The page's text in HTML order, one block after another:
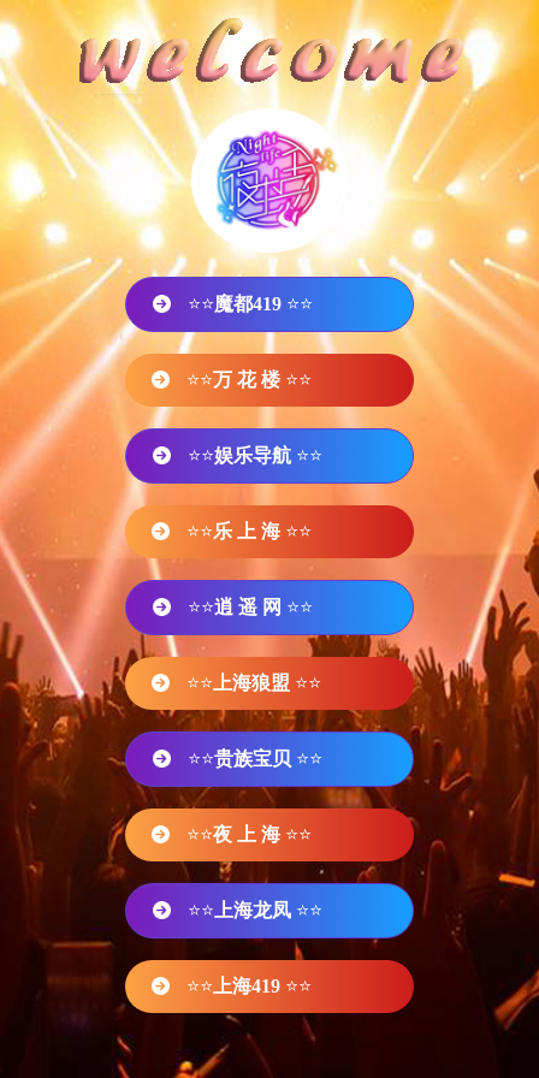
⭐⭐魔都419 ⭐⭐
⭐⭐万 花 楼 ⭐⭐
⭐⭐娱乐导航 ⭐⭐
⭐⭐乐 上 海 ⭐⭐
⭐⭐逍 遥 网 ⭐⭐
⭐⭐ 上海狼盟 ⭐⭐
⭐⭐贵族宝贝 ⭐⭐
⭐⭐夜 上 海 ⭐⭐
⭐⭐ 上海龙凤 ⭐⭐
⭐⭐ 上海419 ⭐⭐